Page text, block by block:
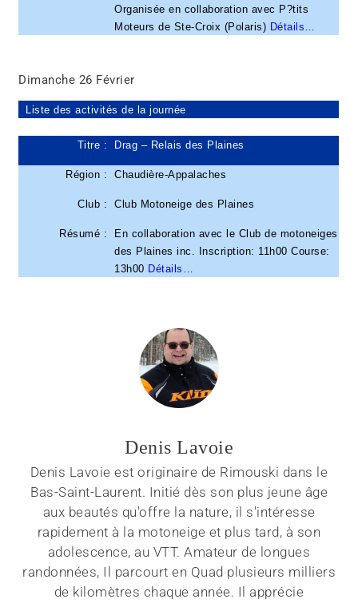
Organisée en collaboration avec P?tits
Moteurs de Ste-Croix (Polaris) Détails…
Dimanche 26 Février
Liste des activités de la journée
Titre : Drag – Relais des Plaines
Région :Chaudière-Appalaches
Club :Club Motoneige des Plaines
Résumé :
En collaboration avec le Club de motoneiges
des Plaines inc. Inscription: 11h00 Course:
13h00 Détails…
Denis Lavoie
Denis Lavoie est originaire de Rimouski dans le
Bas-Saint-Laurent. Initié dès son plus jeune âge
aux beautés qu'offre la nature, il s'intéresse
rapidement à la motoneige et plus tard, à son
adolescence, au VTT. Amateur de longues
randonnées, Il parcourt en Quad plusieurs milliers
de kilomètres chaque année. Il apprécie